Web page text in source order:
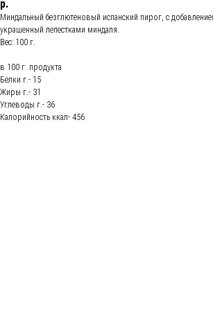
р.
Миндальный безглютеновый испанский пирог, с
украшенный лепестками миндаля.
Вес: 100 г.
в 100 г. продукта
Белки г.- 15
Жиры г.- 31
Углеводы г.- 36
Калорийность ккал- 456